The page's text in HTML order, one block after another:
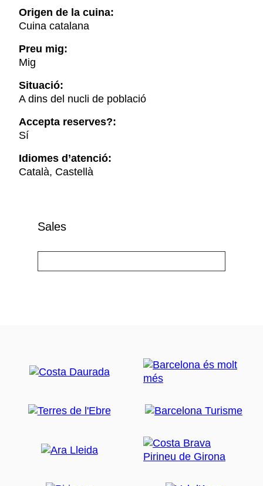
Origen de la cuina:
Cuina catalana
Preu mig:
Mig
Situació:
A dins del nucli de població
Accepta reserves?:
Sí
Idiomes d’atenció:
Català, Castellà
Sales